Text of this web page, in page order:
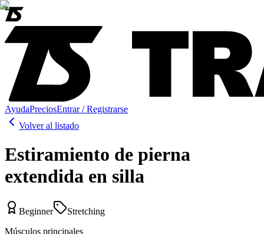
AyudaPreciosEntrar / Registrarse
Volver al listado
Estiramiento de pierna
extendida en silla
Beginner
Stretching
Músculos principales